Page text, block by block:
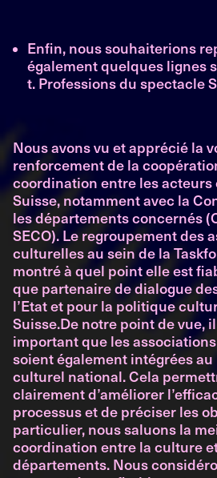
Enfin, nous souhaiterions
également quelques lignes
t. Professions du spectacle
Nous avons vu et apprécié la
renforcement de la
coordination entre les acteurs
Suisse, notamment avec la
les départements concernés
SECO). Le regroupement des
culturelles au sein de la
montré à quel point elle est
que partenaire de dialogue
l’Etat et pour la politique
Suisse.De notre point de vue,
important que les
soient également intégrées au
culturel national. Cela
clairement d’améliorer
processus et de préciser les
particulier, nous saluons la
coordination entre la culture
départements. Nous